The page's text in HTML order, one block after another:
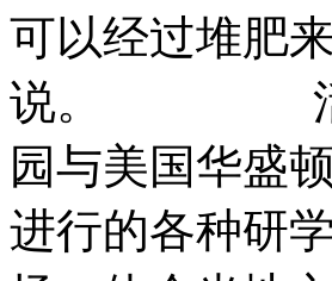
可以经过堆肥
说。 活动现
园与美国华盛
进行的各种研